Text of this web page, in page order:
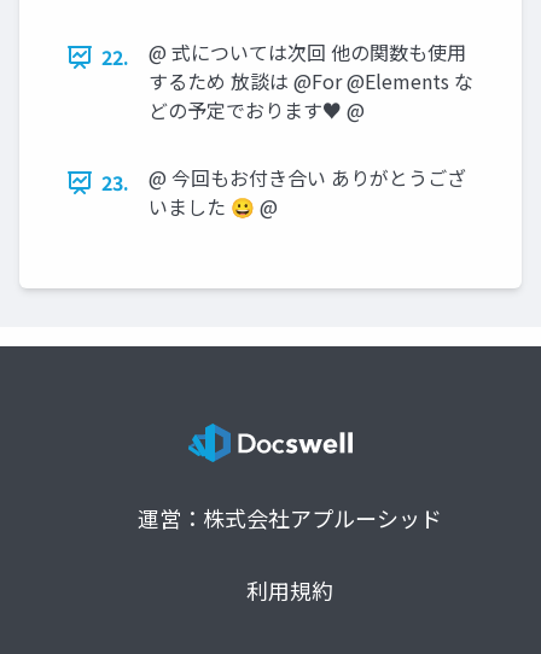
22.
@ 式については次回 他の関数も使用
するため 放談は @For @Elements な
どの予定でおります♥ @
23.
@ 今回もお付き合い ありがとうござ
いました 😀 @
運営：株式会社アプルーシッド
利用規約